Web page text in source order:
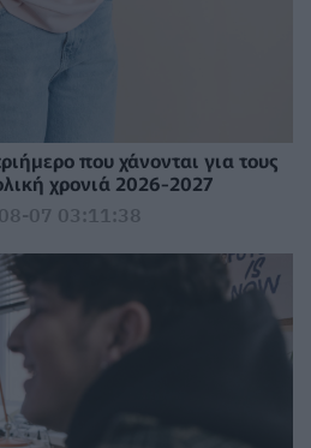
που χάνονται για τους
χρονιά 2026-2027
07 03:11:38